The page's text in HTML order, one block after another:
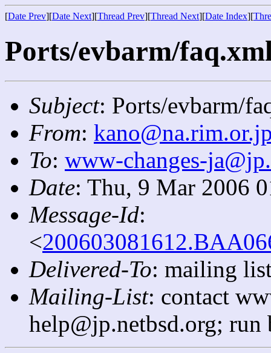
[Date Prev][Date Next][Thread Prev][Thread Next][Date Index][
Ports/evbarm/
Subject: Ports/evbarm/
From:
To: www-changes-
Date: Thu, 9 Mar 2006
Message-Id:
<
Delivered-To: mailing
Mailing-List: contact
help@jp.netbsd.org;